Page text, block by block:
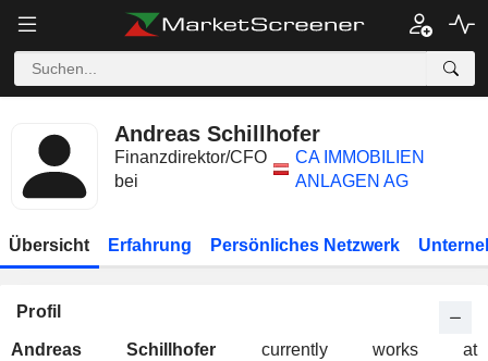
Andreas Schillhofer
Finanzdirektor/CFO
bei
CA IMMOBILIEN
ANLAGEN AG
Übersicht Erfahrung Persönliches Netzwerk
Profil
Andreas Schillhofer currently works at